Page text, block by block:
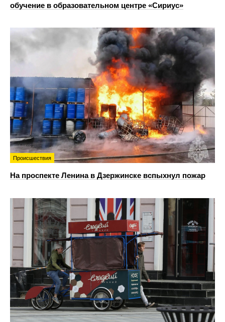
обучение в образовательном центре «Сириус»
Происшествия
На проспекте Ленина в Дзержинске вспыхнул пожар